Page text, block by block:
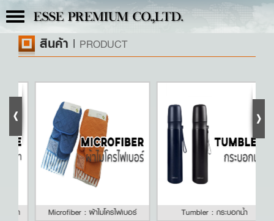
Toggle
navigation
ESSE PREMIUM CO.,LTD.
สินค้า | PRODUCT
Microfiber : ผ้าไมโครไฟเบอร์ Tumbler : กระบอกน้ำ